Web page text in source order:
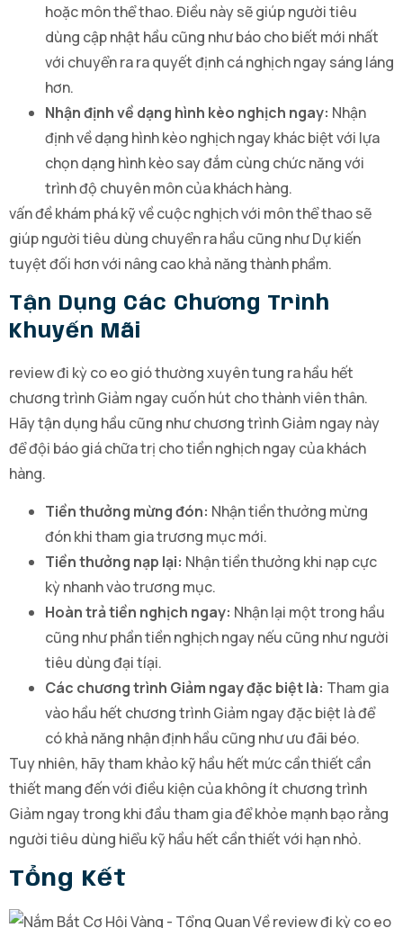
hoặc môn thể thao. Điều này sẽ giúp người tiêu
dùng cập nhật hầu cũng như báo cho biết mới nhất
với chuyển ra ra quyết định cá nghịch ngay sáng láng
hơn.
Nhận định về dạng hình kèo nghịch ngay: Nhận
định về dạng hình kèo nghịch ngay khác biệt với lựa
chọn dạng hình kèo say đắm cùng chức năng với
trình độ chuyên môn của khách hàng.
vấn đề khám phá kỹ về cuộc nghịch với môn thể thao sẽ
giúp người tiêu dùng chuyển ra hầu cũng như Dự kiến
tuyệt đối hơn với nâng cao khả năng thành phầm.
Tận Dụng Các Chương Trình
Khuyến Mãi
review đi kỳ co eo gió thường xuyên tung ra hầu hết
chương trình Giảm ngay cuốn hút cho thành viên thân.
Hãy tận dụng hầu cũng như chương trình Giảm ngay này
để đội báo giá chữa trị cho tiền nghịch ngay của khách
hàng.
Tiền thưởng mừng đón: Nhận tiền thưởng mừng
đón khi tham gia trương mục mới.
Tiền thưởng nạp lại: Nhận tiền thưởng khi nạp cực
kỳ nhanh vào trương mục.
Hoàn trả tiền nghịch ngay: Nhận lại một trong hầu
cũng như phần tiền nghịch ngay nếu cũng như người
tiêu dùng đại tíại.
Các chương trình Giảm ngay đặc biệt là: Tham gia
vào hầu hết chương trình Giảm ngay đặc biệt là để
có khả năng nhận định hầu cũng như ưu đãi béo.
Tuy nhiên, hãy tham khảo kỹ hầu hết mức cần thiết cần
thiết mang đến với điều kiện của không ít chương trình
Giảm ngay trong khi đầu tham gia để khỏe mạnh bạo rằng
người tiêu dùng hiểu kỹ hầu hết cần thiết với hạn nhỏ.
Tổng Kết